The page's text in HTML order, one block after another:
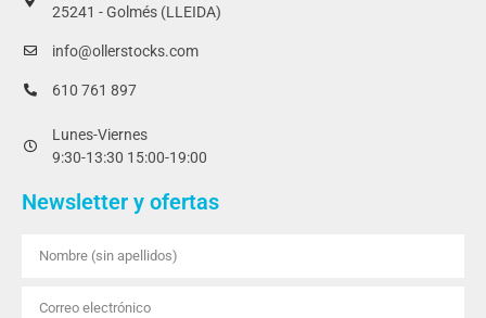
25241 - Golmés (LLEIDA)
info@ollerstocks.com
610 761 897
Lunes-Viernes
9:30-13:30 15:00-19:00
Newsletter y ofertas